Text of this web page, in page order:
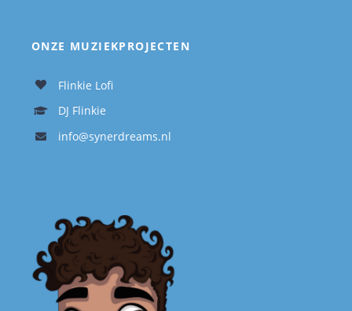
ONZE MUZIEKPROJECTEN
Flinkie Lofi
DJ Flinkie
info@synerdreams.nl